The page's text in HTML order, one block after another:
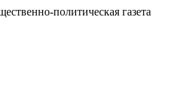
политическая газета